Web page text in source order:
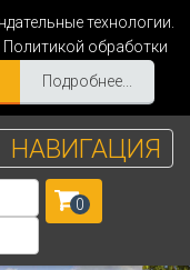
технологии.
обработки
Подробнее...
НАВИГАЦИЯ
0